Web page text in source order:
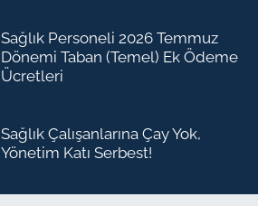
Sağlık Personeli 2026 Temmuz
Dönemi Taban (Temel) Ek Ödeme
Ücretleri
Sağlık Çalışanlarına Çay Yok,
Yönetim Katı Serbest!